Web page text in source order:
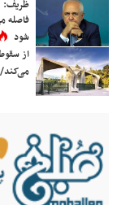
ظریف:
فاصله
شود
می‌کند/